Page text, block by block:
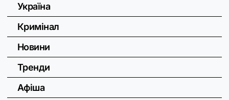
Україна
Кримінал
Новини
Тренди
Афіша